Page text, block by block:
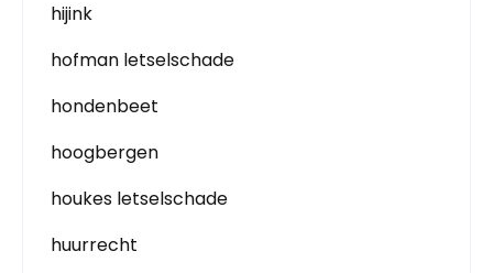
hijink
hofman letselschade
hondenbeet
hoogbergen
houkes letselschade
huurrecht